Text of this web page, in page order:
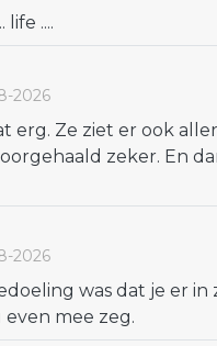
life ....
2026
erg. Ze ziet er ook
zeker. En
2026
was dat je er in
mee zeg.